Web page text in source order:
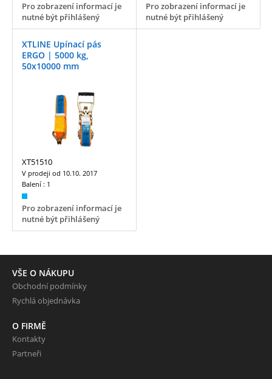
Pro zobrazení informací je
nutné být přihlášený
Pro zobrazení informací je
nutné být přihlášený
XTLINE Upínací pás
ERGO | 5000 kg,
50x10000 mm
XT51510
V prodeji od 10.10. 2017
Balení : 1
Pro zobrazení informací je
nutné být přihlášený
VŠE O NÁKUPU
Obchodní podmínky
Rychlá objednávka
O FIRMĚ
Kontakty
Partneři